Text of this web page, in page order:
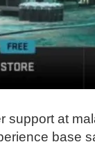
support at
base